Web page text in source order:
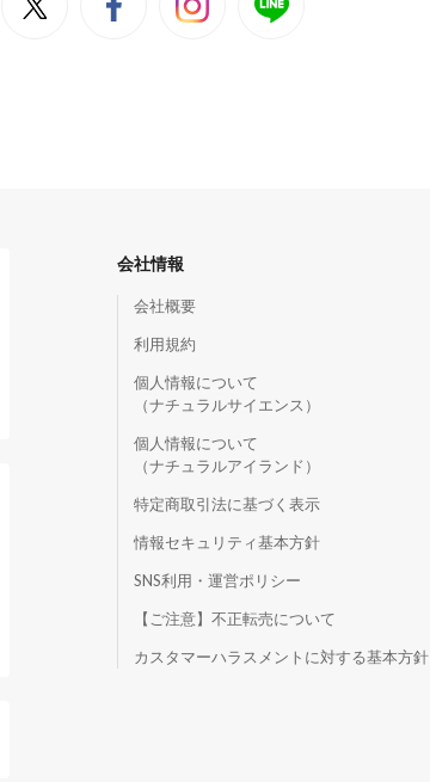
会社情報
会社概要
利用規約
個人情報について
（ナチュラルサイエンス）
個人情報について
（ナチュラルアイランド）
特定商取引法に基づく表示
情報セキュリティ基本方針
SNS利用・運営ポリシー
【ご注意】不正転売について
カスタマーハラスメントに対する基本方針